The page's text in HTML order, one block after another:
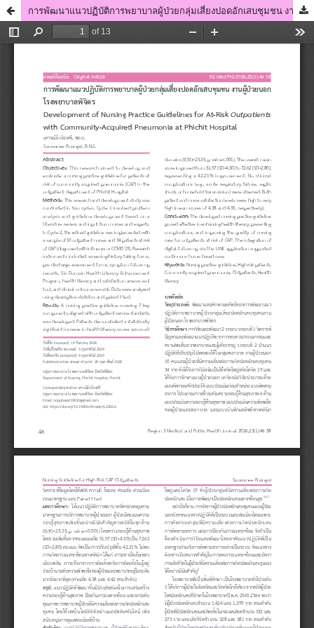
การพัฒนาแนวปฏิบัติการพยาบาลผู้ป่วยกลุ่มเสี่ยงปอดอักเสบชุมชน งานผู้ป่วยนอก โรงพยาบาลพิจิตร